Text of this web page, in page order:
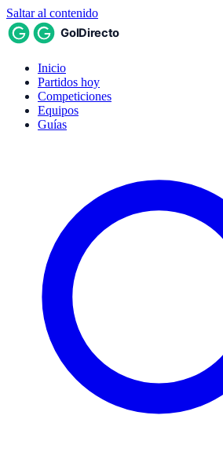
Saltar al contenido
Inicio
Partidos hoy
Competiciones
Equipos
Guías